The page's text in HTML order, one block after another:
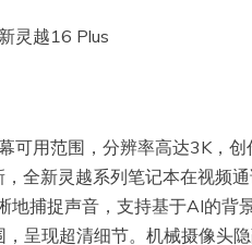
灵越16 Plus
可用范围，分辨率高达3K，
全新灵越系列笔记本在视频
捕捉声音，支持基于AI的背
呈现超清细节。机械摄像头